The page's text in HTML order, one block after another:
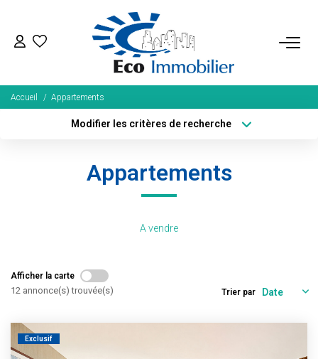
ACHETER
Tous Nos Biens
Fonds De Commerce
Estimation
Accueil Appartements
Modifier les critères de recherche
Budget max
Appartements
A vendre
Afficher la carte
12 annonce(s) trouvée(s) Trier par
Exclusif